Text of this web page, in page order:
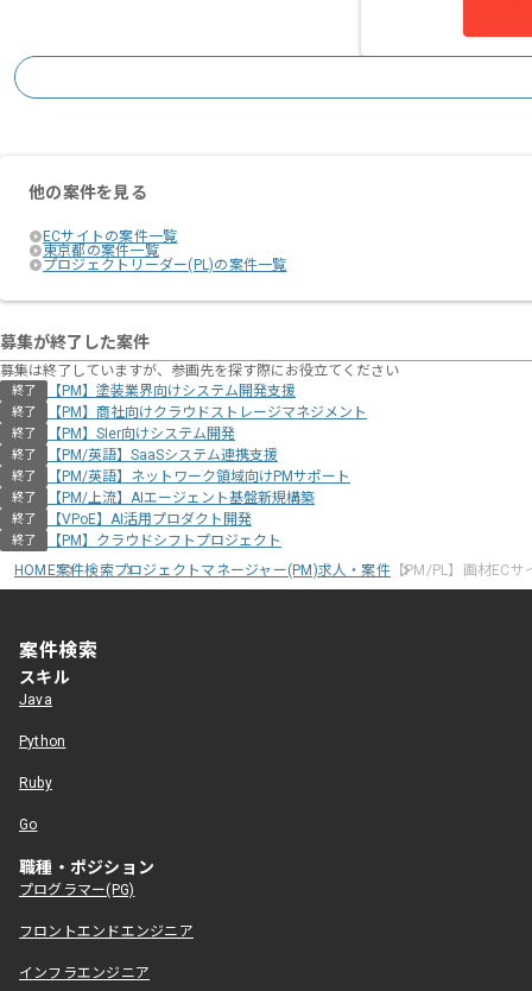
他の案件を見る
ECサイトの案件一覧
東京都の案件一覧
プロジェクトリーダー(PL)の案件一覧
募集が終了した案件
募集は終了していますが、参画先を探す際にお役立てください
終了 【PM】塗装業界向けシステム開発支援
終了 【PM】商社向けクラウドストレージマネジメント
終了 【PM】SIer向けシステム開発
終了 【PM/英語】SaaSシステム連携支援
終了 【PM/英語】ネットワーク領域向けPMサポート
終了 【PM/上流】AIエージェント基盤新規構築
終了 【VPoE】AI活用プロダクト開発
終了
【PM】クラウドシフトプロジェクト
HOME案件検索プロジェクトマネージャー(PM)求人・案件【PM/PL】画材ECサ
案件検索
スキル
Java
Python
Ruby
Go
職種・ポジション
プログラマー(PG)
フロントエンドエンジニア
インフラエンジニア